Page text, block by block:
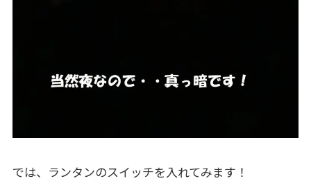
では、ランタンのスイッチを入れてみます！